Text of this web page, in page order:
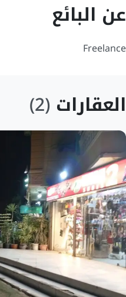
عن البائع
Freelance
العقارات (2)